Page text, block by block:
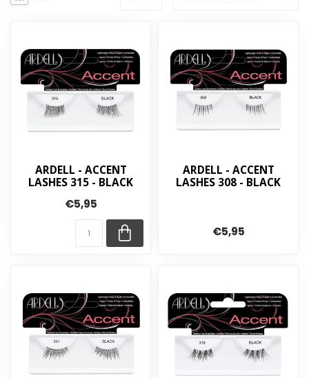
ARDELL - ACCENT
LASHES 315 - BLACK
€5,95
ARDELL - ACCENT
LASHES 308 - BLACK
€5,95